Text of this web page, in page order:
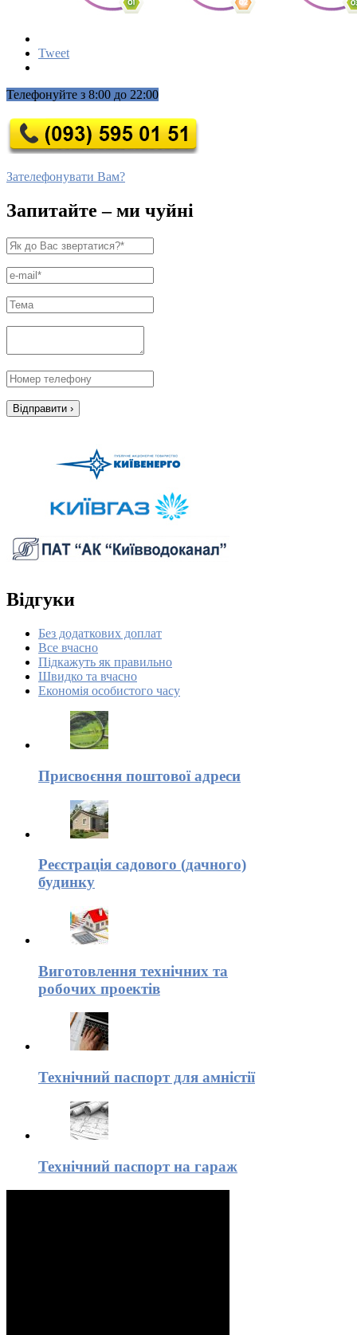
Tweet
Телефонуйте з 8:00 до 22:00
Зателефонувати Вам?
Запитайте – ми чуйні
Відгуки
Без додаткових доплат
Все вчасно
Підкажуть як правильно
Швидко та вчасно
Економія особистого часу
Присвоєння поштової адреси
Реєстрація садового (дачного)
будинку
Виготовлення технічних та
робочих проектів
Технічний паспорт для амністії
Технічний паспорт на гараж